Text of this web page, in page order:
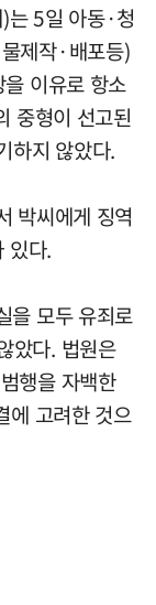
는 5일 아동·청
제작·배포등)
이유로 항소
중형이 선고된
하지 않았다.
박씨에게 징역
있다.
을 모두 유죄로
았다. 법원은
행을 자백한
에 고려한 것으